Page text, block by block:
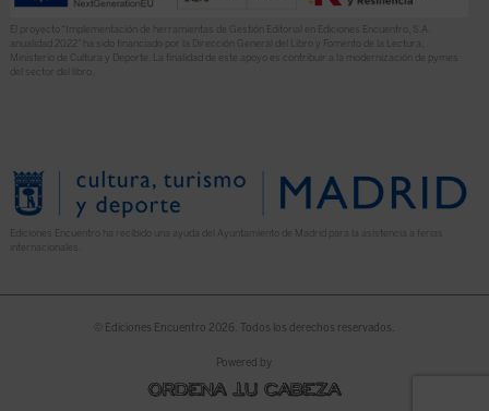
El proyecto “Implementación de herramientas de Gestión Editorial en Ediciones Encuentro, S.A.
anualidad 2022” ha sido financiado por la Dirección General del Libro y Fomento de la Lectura,
Ministerio de Cultura y Deporte. La finalidad de este apoyo es contribuir a la modernización de pymes
del sector del libro.
Ediciones Encuentro ha recibido una ayuda del Ayuntamiento de Madrid para la asistencia a ferias
© Ediciones Encuentro 2026. Todos los derechos reservados.
Powered by